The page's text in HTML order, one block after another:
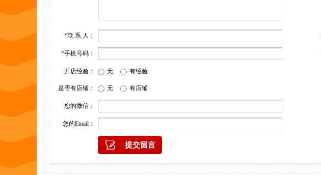
*联 系 人：
*手机号码：
开店经验： 无 有经验
是否有店铺： 无 有店铺
您的微信：
您的Email：